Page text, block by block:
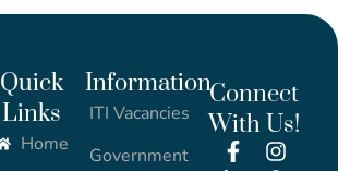
Quick
Links
Home
Information
ITI Vacancies
Government
Connect
With Us!